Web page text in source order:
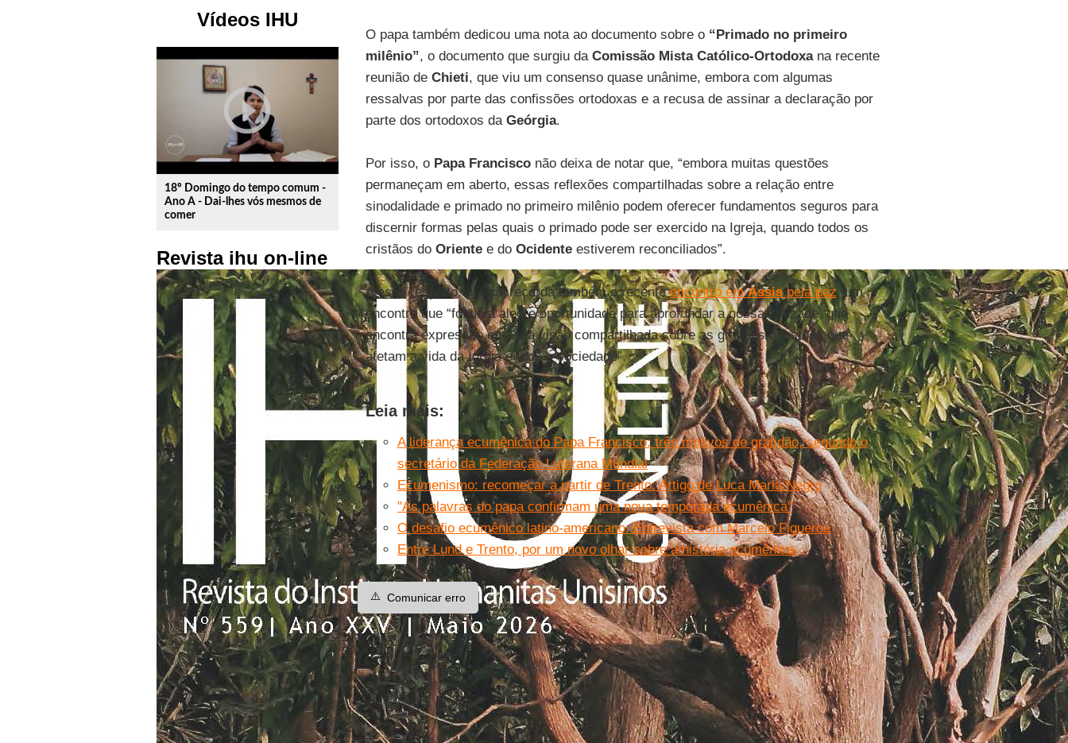
Vídeos IHU
play_circle_outline
18º Domingo do tempo comum -
Ano A - Dai-lhes vós mesmos de
comer
Revista ihu on-line
O papa também dedicou uma nota ao documento sobre o “Primado no primeiro
milênio”, o documento que surgiu da Comissão Mista Católico-Ortodoxana recente
reunião de Chieti, que viu um consenso quase unânime, embora com algumas
ressalvas por parte das confissões ortodoxas e a recusa de assinar a declaração por
parte dos ortodoxos da Geórgia.
Por isso, o Papa Francisconão deixa de notar que, “embora muitas questões
permaneçam em aberto, essas reflexões compartilhadas sobre a relação entre
sinodalidade e primado no primeiro milênio podem oferecer fundamentos seguros para
discernir formas pelas quais o primado pode ser exercido na Igreja, quando todos os
cristãos do Orientee do Ocidenteestiverem reconciliados”.
A esse respeito, o papa recorda também o recenteencontro emAssispela paz, um
encontro que “foi uma alegre oportunidade para aprofundar a nossa amizade, que
encontra expressão em uma visão compartilhada sobre as grandes questões que
afetam a vida da Igreja e toda a sociedade”.
Leia mais:
A liderança ecumênica do Papa Francisco: três motivos de gratidão, segundo o
secretário da Federação Luterana Mundial
Ecumenismo: recomeçar a partir de Trento. Artigo de Luca Maria Negro
"As palavras do papa confirmam uma nova temporada ecumênica"
O desafio ecumênico latino-americano. Entrevista com Marcelo Figueroa
Entre Lund e Trento, por um novo olhar sobre a história ecumênica
⚠️ Comunicar erro